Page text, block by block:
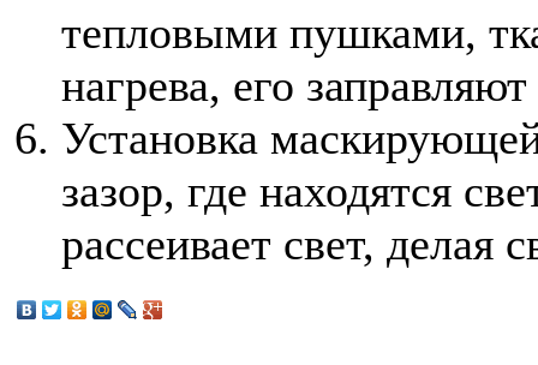
тепловыми пушками,
нагрева, его
Установка
зазор, где находятся
рассеивает свет, делая